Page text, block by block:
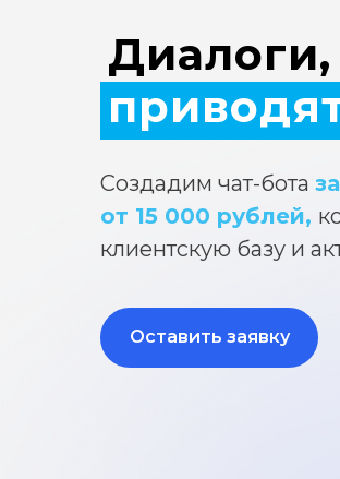
Создадим чат-бота
от 15 000 рублей,
клиентскую базу и
Оставить заявку